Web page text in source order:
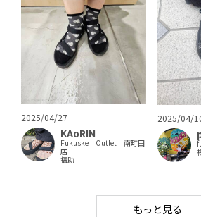
2025/04/27
KAoRIN
Fukuske Outlet 南町田
店
福助
2025/04/
もっと見る